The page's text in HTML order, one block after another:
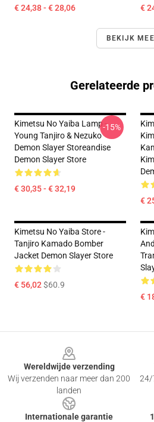
€ 24,38 - € 28,06 €
BEKIJK
Gerelateerde
Kimetsu No Yaiba Lamp -
Young Tanjiro & Nezuko
Demon Slayer Storeandise
Demon Slayer Store
€ 30,35 - € 32,19
-15%
€
Kimetsu No Yaiba Store -
Tanjiro Kamado Bomber
Jacket Demon Slayer Store
€ 56,02$60.9
€
Wereldwijde verzending
Wij verzenden naar meer dan 200
landen
24/
Internationale garantie